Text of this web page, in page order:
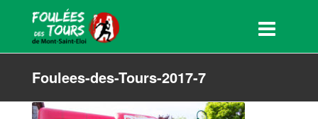
Foulees-des-Tours-2017-7